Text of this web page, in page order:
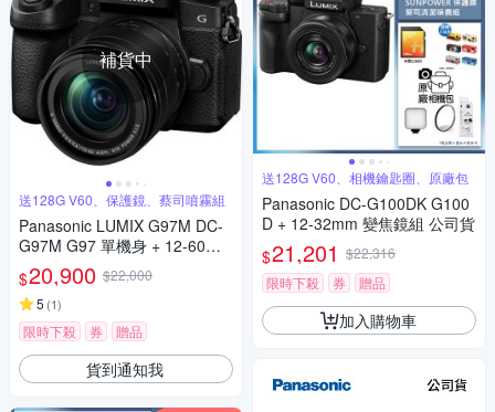
補貨中
送128G V60、保護鏡、蔡司噴霧組
Panasonic LUMIX G97M DC-
G97M G97 單機身 + 12-60mm
變焦鏡組 公司貨
$20,900 $22,000
5 (1)
限時下殺 券 贈品
貨到通知我
送128G V60、相機鑰匙圈、原廠包
Panasonic DC-G100DK G100
D + 12-32mm 變焦鏡組 公司貨
$21,201 $22,316
限時下殺
券 贈品
加入購物車